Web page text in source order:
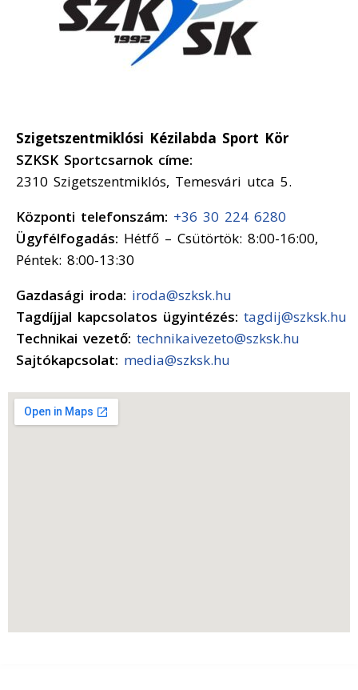
Szigetszentmiklósi Kézilabda Sport Kör
SZKSK Sportcsarnok címe:
2310 Szigetszentmiklós, Temesvári utca 5.
Központi telefonszám: +36 30 224 6280
Ügyfélfogadás: Hétfő – Csütörtök: 8:00-16:00,
Péntek: 8:00-13:30
Gazdasági iroda: iroda@szksk.hu
Tagdíjjal kapcsolatos ügyintézés: tagdij@szksk.hu
Technikai vezető: technikaivezeto@szksk.hu
Sajtókapcsolat: media@szksk.hu